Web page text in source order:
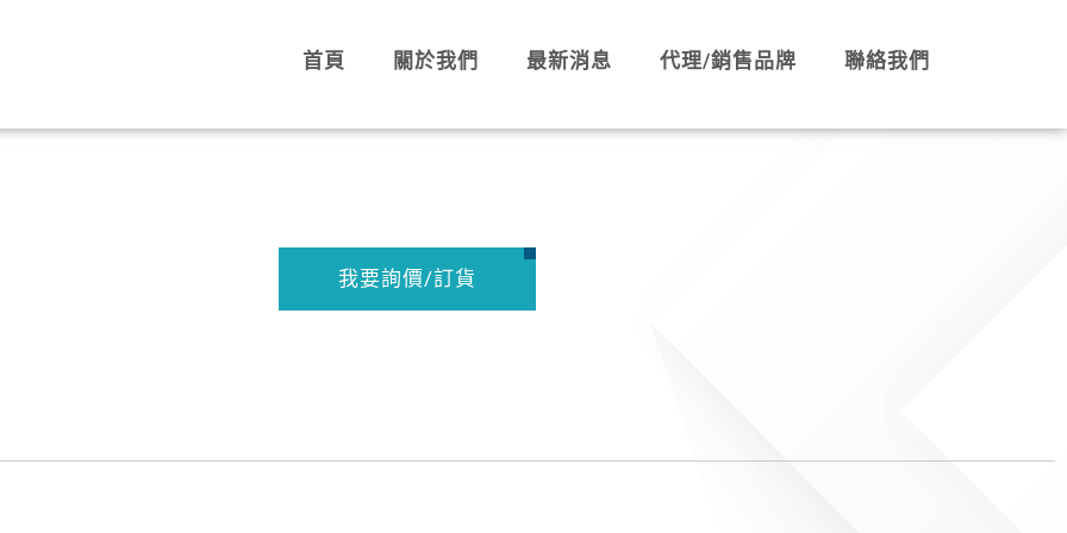
首頁 關於我們 最新消息 代理/銷售品牌 聯絡我們
我要詢價/訂貨